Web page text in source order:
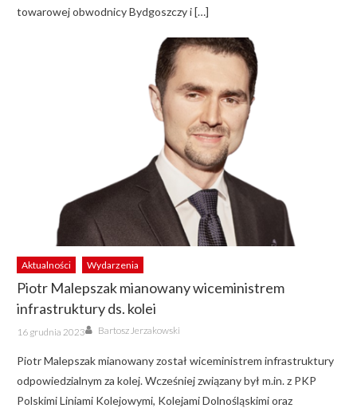
towarowej obwodnicy Bydgoszczy i […]
Aktualności Wydarzenia
Piotr Malepszak mianowany wiceministrem
infrastruktury ds. kolei
Posted
on
16 grudnia 2023 Author
Bartosz Jerzakowski
Piotr Malepszak mianowany został wiceministrem infrastruktury
odpowiedzialnym za kolej. Wcześniej związany był m.in. z PKP
Polskimi Liniami Kolejowymi, Kolejami Dolnośląskimi oraz